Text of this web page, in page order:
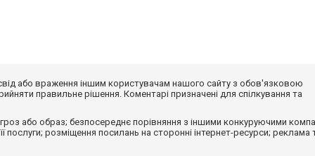
або враження іншим користувачам нашого сайту з обов'язковою
правильне рішення. Коментарі призначені для спілкування та
або образ; безпосереднє порівняння з іншими конкуруючими
послуги; розміщення посилань на сторонні інтернет-ресурси; реклама